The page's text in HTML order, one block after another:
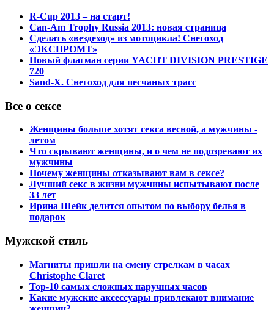
R-Cup 2013 – на старт!
Can-Am Trophy Russia 2013: новая страница
Сделать «вездеход» из мотоцикла! Снегоход
«ЭКСПРОМТ»
Новый флагман серии YACHT DIVISION PRESTIGE
720
Sand-X. Снегоход для песчаных трасс
Все о сексе
Женщины больше хотят секса весной, а мужчины -
летом
Что скрывают женщины, и о чем не подозревают их
мужчины
Почему женщины отказывают вам в сексе?
Лучший секс в жизни мужчины испытывают после
33 лет
Ирина Шейк делится опытом по выбору белья в
подарок
Мужской стиль
Магниты пришли на смену стрелкам в часах
Christophe Claret
Top-10 самых сложных наручных часов
Какие мужские аксессуары привлекают внимание